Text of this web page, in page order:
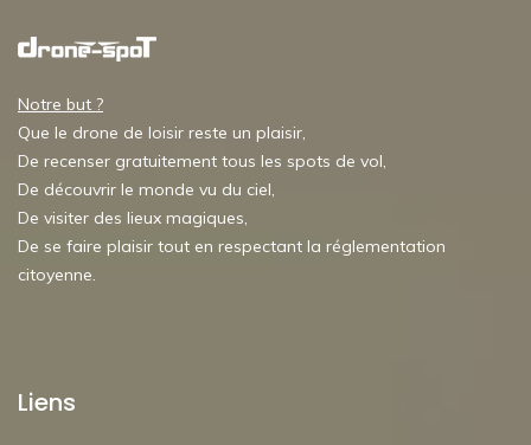
Notre but ?
Que le drone de loisir reste un plaisir,
De recenser gratuitement tous les spots de vol,
De découvrir le monde vu du ciel,
De visiter des lieux magiques,
De se faire plaisir tout en respectant la réglementation
citoyenne.
Liens